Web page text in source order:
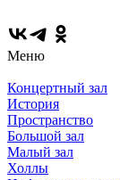
Меню
Концертный зал
История
Пространство
Большой зал
Малый зал
Холлы